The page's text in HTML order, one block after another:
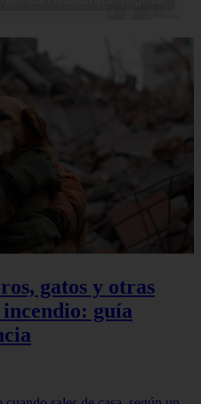
gatos y otras
guía